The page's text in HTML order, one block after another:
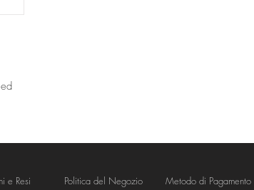
e Resi Politica del Negozio Metodo di Pagamento